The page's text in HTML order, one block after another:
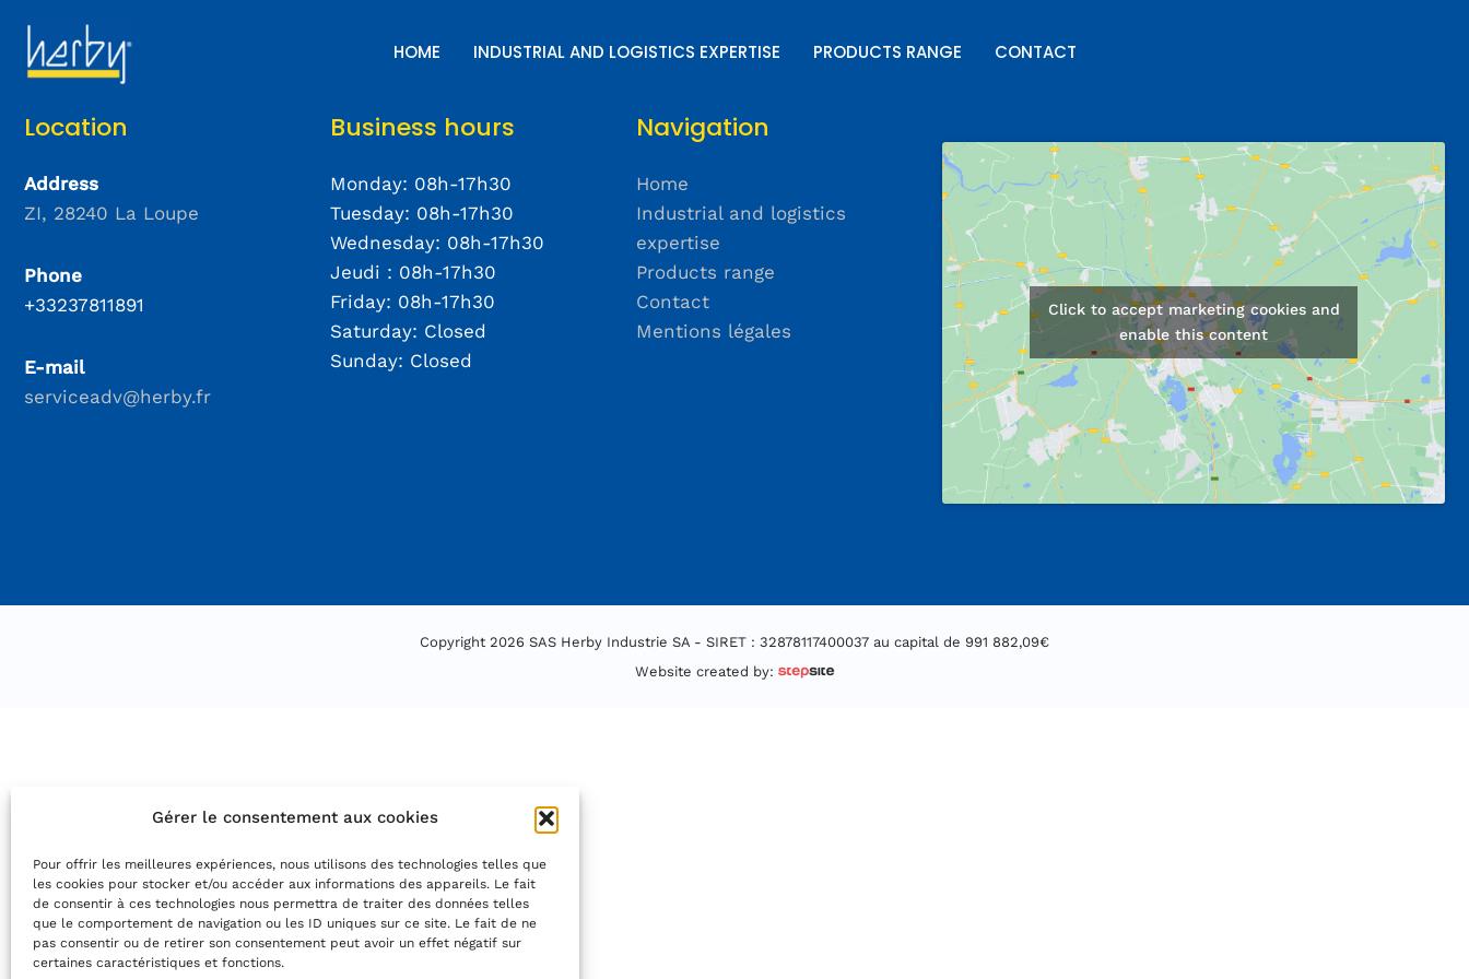
Gérer le consentement aux cookies
Pour offrir les meilleures expériences, nous utilisons des technologies telles que
les cookies pour stocker et/ou accéder aux informations des appareils. Le fait
de consentir à ces technologies nous permettra de traiter des données telles
que le comportement de navigation ou les ID uniques sur ce site. Le fait de ne
pas consentir ou de retirer son consentement peut avoir un effet négatif sur
certaines caractéristiques et fonctions.
HOME INDUSTRIAL AND LOGISTICS EXPERTISE PRODUCTS RANGE CONTACT
Location
Address
ZI, 28240 La Loupe
Phone
+33237811891
E-mail
serviceadv@herby.fr
Business hours
Monday: 08h-17h30
Tuesday: 08h-17h30
Wednesday: 08h-17h30
Jeudi : 08h-17h30
Friday: 08h-17h30
Saturday: Closed
Sunday: Closed
Navigation
Home
Industrial and logistics
expertise
Products range
Contact
Mentions légales
Click to accept marketing cookies and
enable this content
Copyright 2026 SAS Herby Industrie SA - SIRET : 32878117400037 au capital de 991 882,09€
Website created by: